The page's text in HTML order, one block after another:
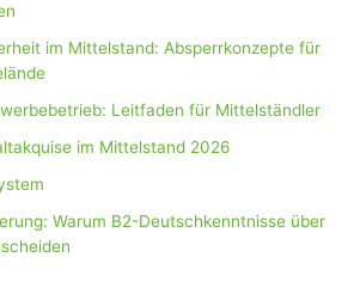
im Mittelstand: Absperrkonzepte für
Leitfaden für Mittelständler
im Mittelstand 2026
Warum B2-Deutschkenntnisse über